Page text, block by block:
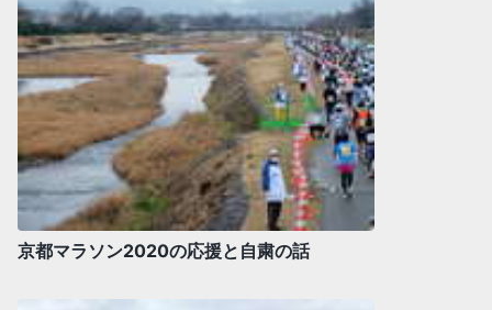
京都マラソン2020の応援と自粛の話